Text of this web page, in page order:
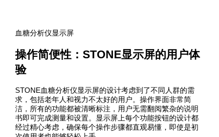
血糖分析仪显示屏
操作简便性：STONE显示屏的用户体
验
STONE血糖分析仪显示屏的设计考虑到了不同人群的需
求，包括老年人和视力不太好的用户。操作界面非常简
洁，所有的功能都被清晰标注，用户无需翻阅繁杂的说明
书即可完成测量和设置。显示屏上每个功能按钮的设计都
经过精心考虑，确保每个操作步骤都直观易懂，即使是初